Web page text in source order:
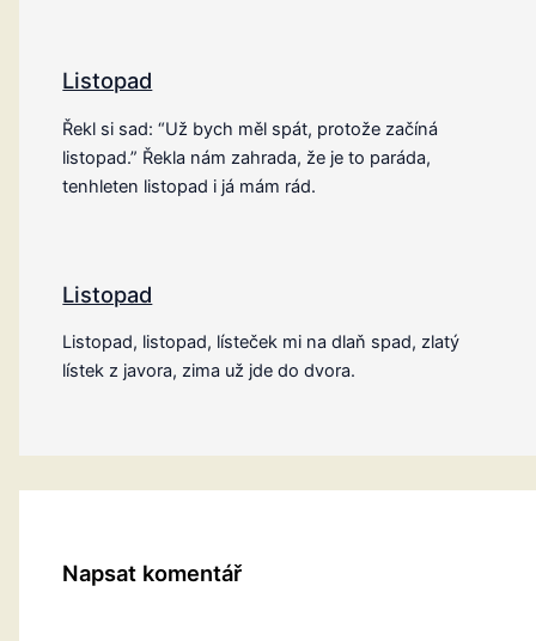
Listopad
Řekl si sad: “Už bych měl spát, protože začíná
listopad.” Řekla nám zahrada, že je to paráda,
tenhleten listopad i já mám rád.
Listopad
Listopad, listopad, lísteček mi na dlaň spad, zlatý
lístek z javora, zima už jde do dvora.
Napsat komentář